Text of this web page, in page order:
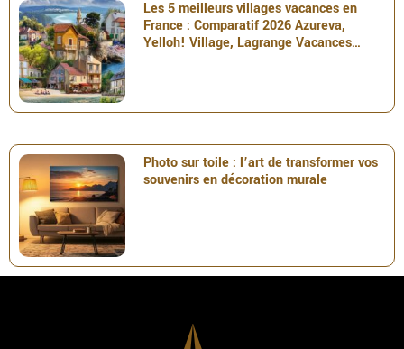
Les 5 meilleurs villages vacances en
France : Comparatif 2026 Azureva,
Yelloh! Village, Lagrange Vacances…
Photo sur toile : l’art de transformer vos
souvenirs en décoration murale